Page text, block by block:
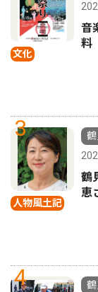
文化
音
料
3
人物風土記
鶴
恵
4